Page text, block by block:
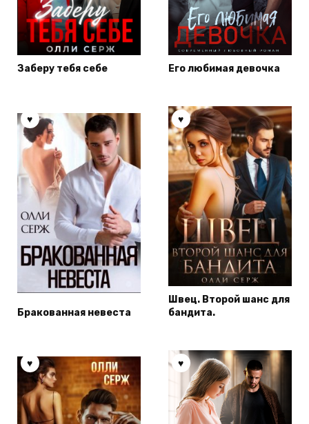
Заберу тебя себе Его любимая девочка
Бракованная невеста
Швец. Второй шанс для
бандита.